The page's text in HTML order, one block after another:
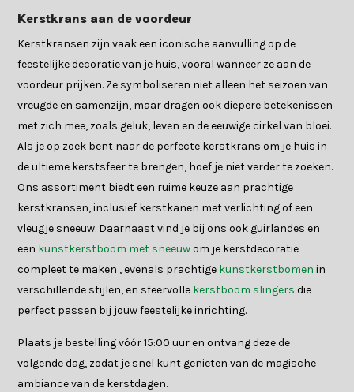
Kerstkrans aan de voordeur
Kerstkransen zijn vaak een iconische aanvulling op de
feestelijke decoratie van je huis, vooral wanneer ze aan de
voordeur prijken. Ze symboliseren niet alleen het seizoen van
vreugde en samenzijn, maar dragen ook diepere betekenissen
met zich mee, zoals geluk, leven en de eeuwige cirkel van bloei.
Als je op zoek bent naar de perfecte kerstkrans om je huis in
de ultieme kerstsfeer te brengen, hoef je niet verder te zoeken.
Ons assortiment biedt een ruime keuze aan prachtige
kerstkransen, inclusief kerstkanen met verlichting of een
vleugje sneeuw. Daarnaast vind je bij ons ook guirlandes en
een kunstkerstboom met sneeuwom je kerstdecoratie
compleet te maken , evenals prachtige kunstkerstbomen in
verschillende stijlen, en sfeervolle kerstboom slingers die
perfect passen bij jouw feestelijke inrichting.
Plaats je bestelling vóór 15:00 uur en ontvang deze de
volgende dag, zodat je snel kunt genieten van de magische
ambiance van de kerstdagen.